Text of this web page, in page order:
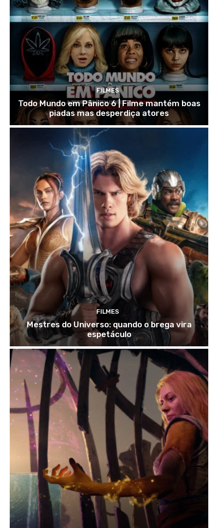
FILMES
Todo Mundo em Pânico 6 | Filme mantém boas
piadas mas desperdiça atores
FILMES
Mestres do Universo: quando o brega vira
espetáculo